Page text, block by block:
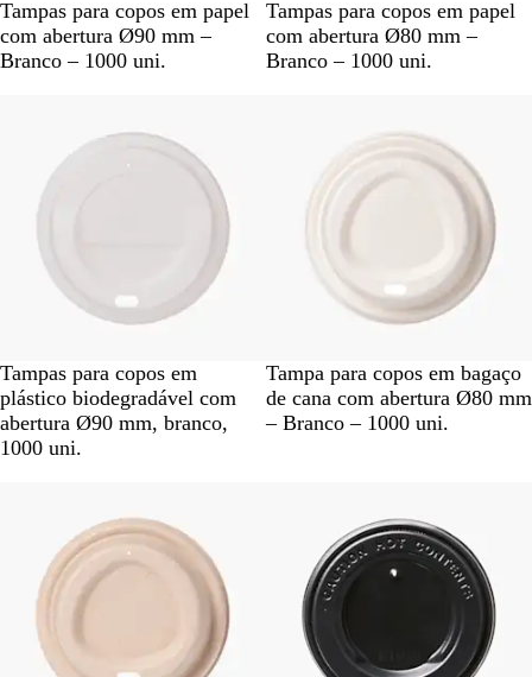
B
r
a
Tampas para copos em papel
com abertura Ø90 mm –
Branco – 1000 uni.
B
r
a
Tampas para copos em papel
com abertura Ø80 mm –
Branco – 1000 uni.
B
r
a
n
Tampas para copos em
plástico biodegradável com
abertura Ø90 mm, branco,
1000 uni.
B
r
a
Tampa para copos em bagaço
de cana com abertura Ø80 mm
– Branco – 1000 uni.